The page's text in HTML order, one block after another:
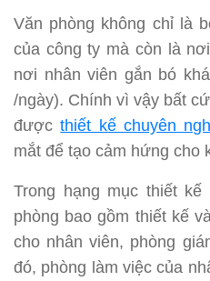
Văn phòng không chỉ là
của công ty mà còn là
nơi nhân viên gắn bó
/ngày). Chính vì vậy bất
đượcthiết kế chuyên
mắt để tạo cảm hứng cho
Trong hạng mục thiết
phòng bao gồm thiết kế
cho nhân viên, phòng
đó, phòng làm việc của